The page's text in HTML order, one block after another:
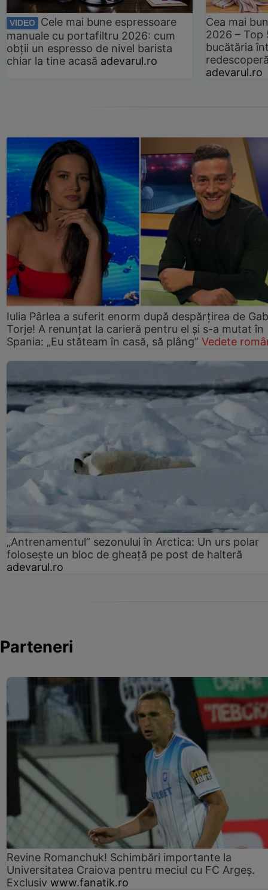
VIDEO
Cele mai bune espressoare
manuale cu portafiltru 2026: cum
obții un espresso de nivel barista
chiar la tine acasă adevarul.ro
Cea mai
2026 –
bucătăria
adevarul.ro
Iulia Pârlea a suferit enorm după despărțirea de
Torje! A renunțat la carieră pentru el și s-a mutat în
Spania: „Eu stăteam în casă, să plâng” Vedete
„Antrenamentul” sezonului în Arctica: Un urs polar
folosește un bloc de gheață pe post de halteră
adevarul.ro
Parteneri
Revine Romanchuk! Schimbări importante la
Universitatea Craiova pentru meciul cu FC Argeş.
Exclusiv www.fanatik.ro